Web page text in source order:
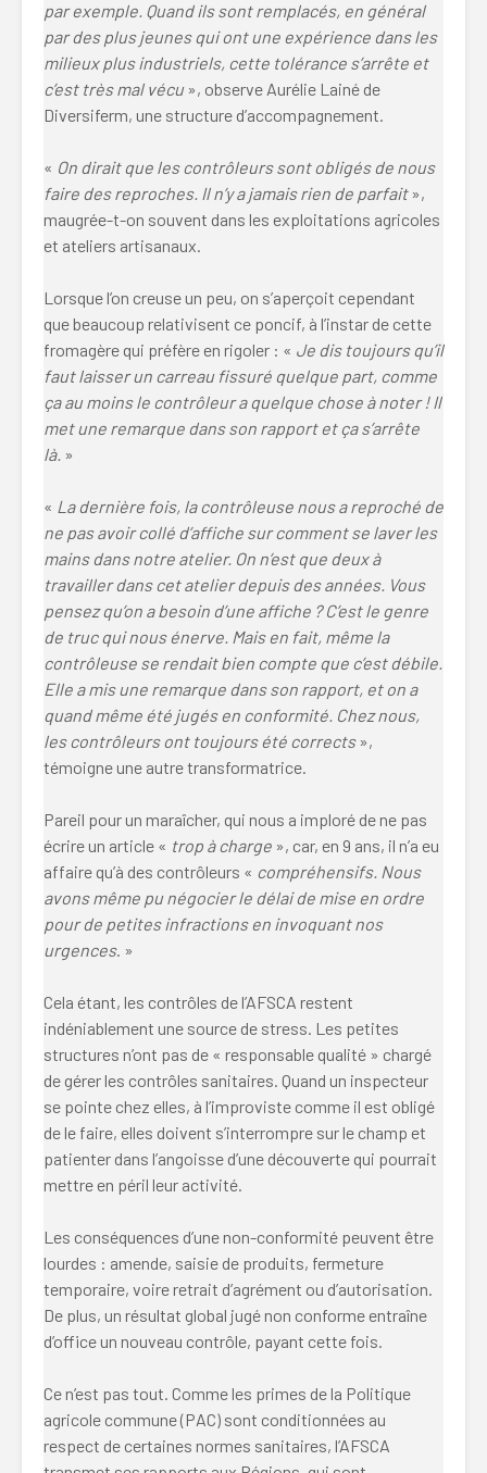
par exemple. Quand ils sont remplacés, en général
par des plus jeunes qui ont une expérience dans les
milieux plus industriels, cette tolérance s’arrête et
c’est très mal vécu», observe Aurélie Lainé de
Diversiferm, une structure d’accompagnement.
« On dirait que les contrôleurs sont obligés de nous
faire des reproches. Il n’y a jamais rien de parfait»,
maugrée-t-on souvent dans les exploitations agricoles
et ateliers artisanaux.
Lorsque l’on creuse un peu, on s’aperçoit cependant
que beaucoup relativisent ce poncif, à l’instar de cette
fromagère qui préfère en rigoler : « Je dis toujours qu’il
faut laisser un carreau fissuré quelque part, comme
ça au moins le contrôleur a quelque chose à noter ! Il
met une remarque dans son rapport et ça s’arrête
là. »
« La dernière fois, la contrôleuse nous a reproché de
ne pas avoir collé d’affiche sur comment se laver les
mains dans notre atelier. On n’est que deux à
travailler dans cet atelier depuis des années. Vous
pensez qu’on a besoin d’une affiche ? C’est le genre
de truc qui nous énerve. Mais en fait, même la
contrôleuse se rendait bien compte que c’est débile.
Elle a mis une remarque dans son rapport, et on a
quand même été jugés en conformité. Chez nous,
les contrôleurs ont toujours été corrects»,
témoigne une autre transformatrice.
Pareil pour un maraîcher, qui nous a imploré de ne pas
écrire un article « trop à charge », car, en 9 ans, il n’a eu
affaire qu’à des contrôleurs « compréhensifs. Nous
avons même pu négocier le délai de mise en ordre
pour de petites infractions en invoquant nos
urgences. »
Cela étant, les contrôles de l’AFSCA restent
indéniablement une source de stress. Les petites
structures n’ont pas de « responsable qualité » chargé
de gérer les contrôles sanitaires. Quand un inspecteur
se pointe chez elles, à l’improviste comme il est obligé
de le faire, elles doivent s’interrompre sur le champ et
patienter dans l’angoisse d’une découverte qui pourrait
mettre en péril leur activité.
Les conséquences d’une non-conformité peuvent être
lourdes : amende, saisie de produits, fermeture
temporaire, voire retrait d’agrément ou d’autorisation.
De plus, un résultat global jugé non conforme entraîne
d’office un nouveau contrôle, payant cette fois.
Ce n’est pas tout. Comme les primes de la Politique
agricole commune (PAC) sont conditionnées au
respect de certaines normes sanitaires, l’AFSCA